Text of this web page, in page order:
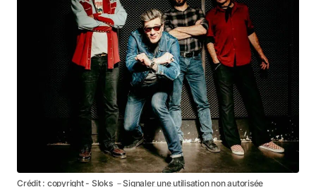
Crédit : copyright - Sloks －Signaler une utilisation non autorisée